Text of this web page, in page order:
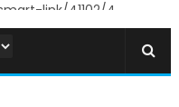
link/41102/4